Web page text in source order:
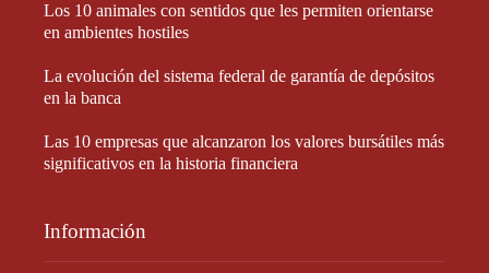
Los 10 animales con sentidos que les permiten orientarse
en ambientes hostiles
La evolución del sistema federal de garantía de depósitos
en la banca
Las 10 empresas que alcanzaron los valores bursátiles más
significativos en la historia financiera
Información